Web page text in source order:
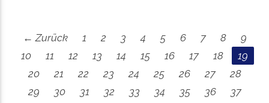
← Zurück 1 2 3 4 5 6 7 8
9
10
11 12 13 14 15 16 17 18
19
20
21 22 23 24 25 26 27
28
29
30 31 32 33 34 35 36
37